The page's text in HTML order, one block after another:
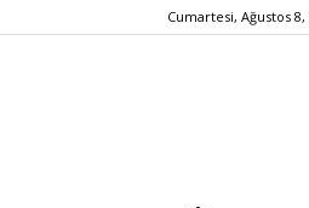
Cumartesi, Ağustos 8,